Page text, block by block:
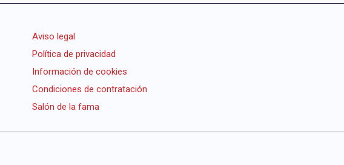
Aviso legal
Política de privacidad
Información de cookies
Condiciones de contratación
Salón de la fama